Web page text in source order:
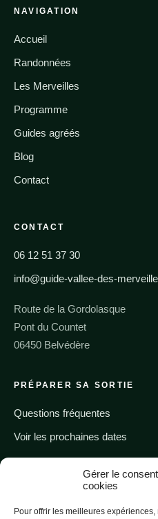
Gérer le
cookies
Pour offrir les meilleures
NAVIGATION
Accueil
Randonnées
Les Merveilles
Programme
Guides agréés
Blog
Contact
CONTACT
06 12 51 37 30
info@guide-vallee-des-
Route de la Gordolasque
Pont du Countet
06450 Belvédère
PRÉPARER SA SORTIE
Questions fréquentes
Voir les prochaines dates
Appeler un guide